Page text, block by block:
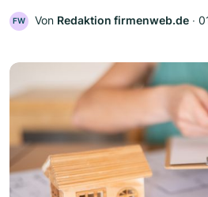
FW Von Redaktion firmenweb.de ‧